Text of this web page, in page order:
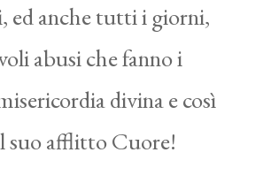
ed anche tutti i giorni,
abusi che fanno i
divina e così
suo afflitto Cuore!